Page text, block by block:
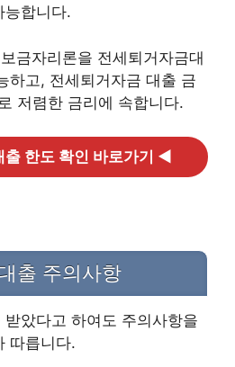
능합니다.
금자리론을 전세퇴거자금대
하고, 전세퇴거자금 대출 금
저렴한 금리에 속합니다.
출 한도 확인 바로가기 ◀
출 주의사항
았다고 하여도 주의사항을
따릅니다.